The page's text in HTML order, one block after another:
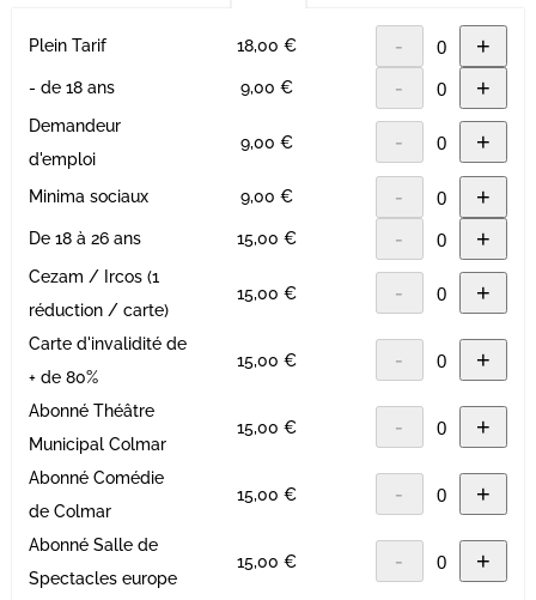
Plein Tarif 18,00 € - +
- de 18 ans 9,00 € - +
Demandeur
d'emploi
9,00 € - +
Minima sociaux 9,00 € - +
De 18 à 26 ans 15,00 € - +
Cezam / Ircos (1
réduction / carte)
15,00 € - +
Carte d'invalidité de
+ de 80%
15,00 € - +
Abonné Théâtre
Municipal Colmar
15,00 € - +
Abonné Comédie
de Colmar
15,00 € - +
Abonné Salle de
Spectacles europe
15,00 € - +